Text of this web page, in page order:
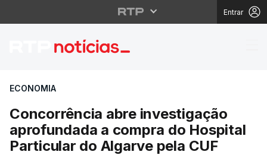
Entrar
Concorrência abre
ECONOMIA
Concorrência abre investigação
aprofundada a compra do Hospital
Particular do Algarve pela CUF